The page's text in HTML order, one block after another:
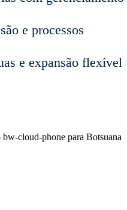
e processos
e expansão flexível